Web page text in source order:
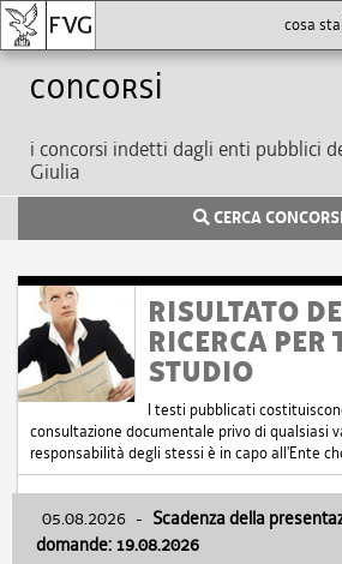
Concorsi
i concorsi indetti dagli enti pubblici
Giulia
CERCA CONCORSI
RISULTATO
RICERCA PER
STUDIO
I testi pubblicati
consultazione documentale privo di qualsiasi
responsabilità degli stessi è in capo all'Ente
05.08.2026 - Scadenza della
domande: 19.08.2026